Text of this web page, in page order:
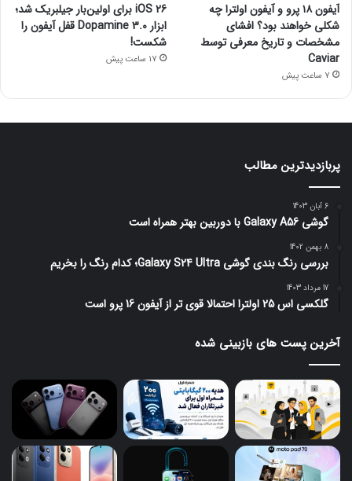
آیفون ۱۸ پرو و آیفون اولترا چه
شکلی خواهند بود؟ افشای
مشخصات و تاریخ معرفی توسط
Caviar
7 ساعت پیش
iOS 26 برای اولین‌بار جیلبریک شد؛
ابزار Dopamine 3.0 قفل آیفون را
شکست!
17 ساعت پیش
پربازدیدترین مطالب
6 آبان 1403
گوشی Galaxy A56 با دوربین بهتر همراه است
8 بهمن 1402
بررسی رنگ بندی گوشی Galaxy S24 Ultra؛ کدام رنگ را بخریم
17 مرداد 1403
گلکسی اس 25 اولترا احتمالا قوی تر از آیفون 16 پرو است
آخرین پست های بازبینی شده